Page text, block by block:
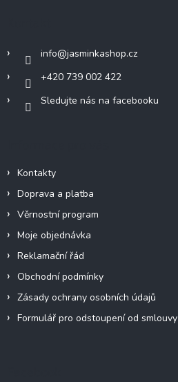
info@jasminkashop.cz
+420 739 002 422
Sledujte nás na facebooku
Kontakty
Doprava a platba
Věrnostní program
Moje objednávka
Reklamační řád
Obchodní podmínky
Zásady ochrany osobních údajů
Formulář pro odstoupení od smlouvy